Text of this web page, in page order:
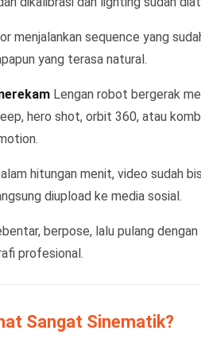
menjalankan sequence yang
yang terasa natural.
Lengan robot bergerak
hero shot, orbit 360, atau
hitungan menit, video sudah
diupload ke media sosial.
berpose, lalu pulang
profesional.
Sangat Sinematik?